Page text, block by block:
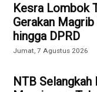
Kesra Lombok
Gerakan
hingga DPRD
Jumat, 7 Agustus 2026
NTB